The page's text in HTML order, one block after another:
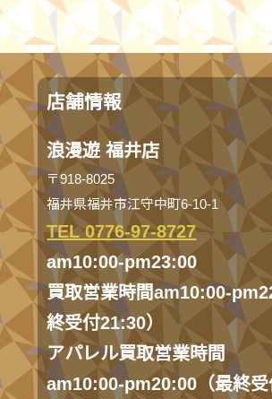
店舗情報
浪漫遊 福井店
〒918-8025
福井県福井市江守中町6-10-1
TEL 0776-97-8727
am10:00-pm23:00
買取営業時間am10:00-
終受付21:30）
アパレル買取営業時間
am10:00-pm20:00（最終受